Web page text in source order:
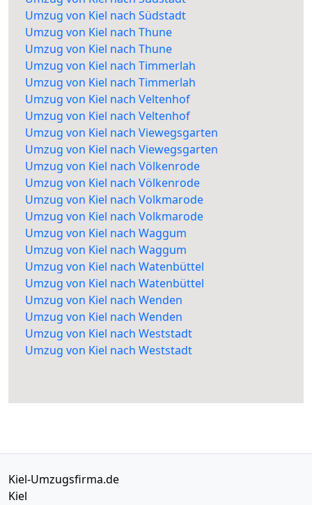
Umzug von Kiel nach Südstadt
Umzug von Kiel nach Thune
Umzug von Kiel nach Thune
Umzug von Kiel nach Timmerlah
Umzug von Kiel nach Timmerlah
Umzug von Kiel nach Veltenhof
Umzug von Kiel nach Veltenhof
Umzug von Kiel nach Viewegsgarten
Umzug von Kiel nach Viewegsgarten
Umzug von Kiel nach Völkenrode
Umzug von Kiel nach Völkenrode
Umzug von Kiel nach Volkmarode
Umzug von Kiel nach Volkmarode
Umzug von Kiel nach Waggum
Umzug von Kiel nach Waggum
Umzug von Kiel nach Watenbüttel
Umzug von Kiel nach Watenbüttel
Umzug von Kiel nach Wenden
Umzug von Kiel nach Wenden
Umzug von Kiel nach Weststadt
Umzug von Kiel nach Weststadt
Kiel-Umzugsfirma.de
Kiel